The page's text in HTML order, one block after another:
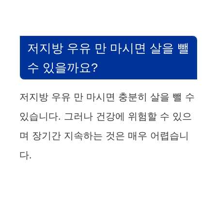
저지방 우유 만 마시면 살을 뺄
수 있을까요?
저지방 우유 만 마시면 충분히 살을 뺄 수
있습니다. 그러나 건강에 위험할 수 있으
며 장기간 지속하는 것은 매우 어렵습니
다.